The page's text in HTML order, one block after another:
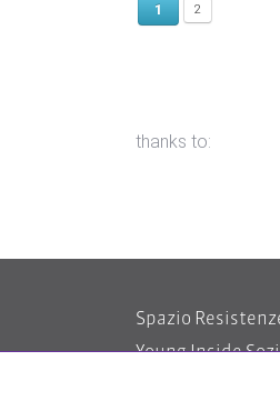
1 2
thanks to:
Spazio
Young Inside